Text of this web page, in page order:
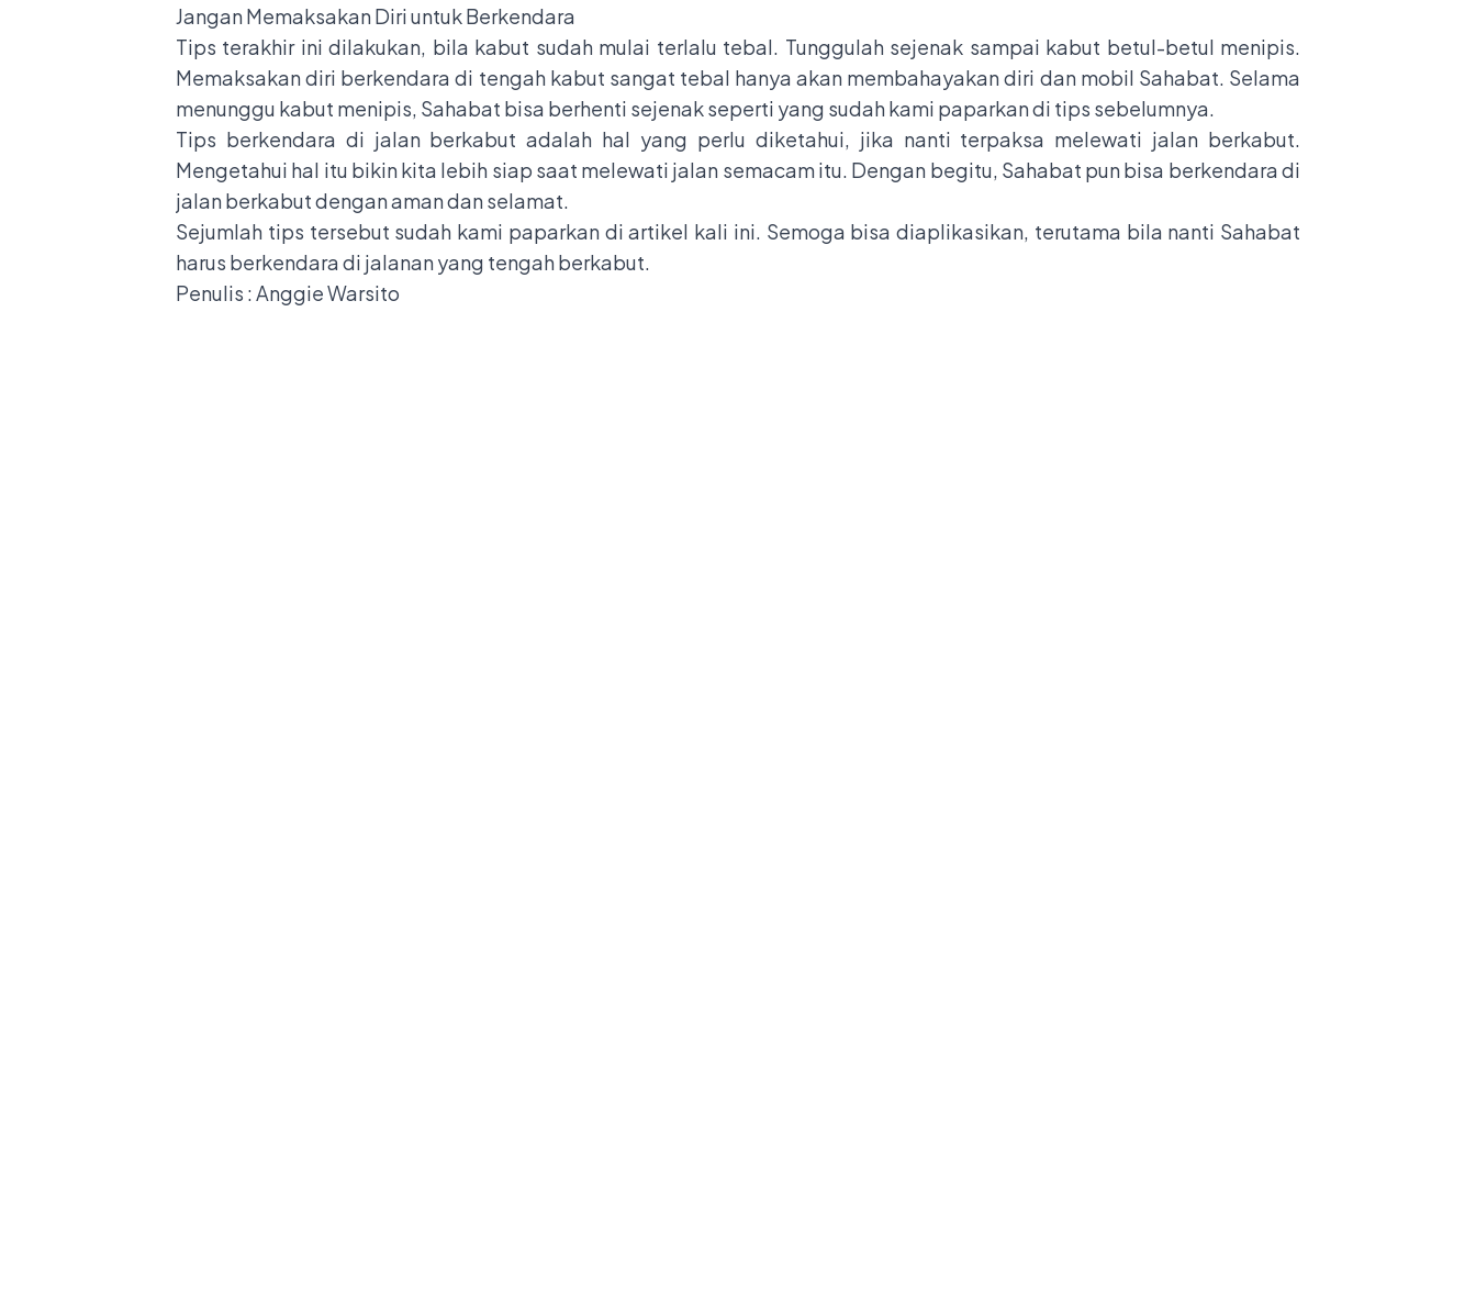
Jangan Memaksakan Diri untuk Berkendara
Tips terakhir ini dilakukan, bila kabut sudah mulai terlalu tebal. Tunggulah sejenak sampai kabut betul-betul menipis.
Memaksakan diri berkendara di tengah kabut sangat tebal hanya akan membahayakan diri dan mobil Sahabat. Selama
menunggu kabut menipis, Sahabat bisa berhenti sejenak seperti yang sudah kami paparkan di tips sebelumnya.
Tips berkendara di jalan berkabut adalah hal yang perlu diketahui, jika nanti terpaksa melewati jalan berkabut.
Mengetahui hal itu bikin kita lebih siap saat melewati jalan semacam itu. Dengan begitu, Sahabat pun bisa berkendara di
jalan berkabut dengan aman dan selamat.
Sejumlah tips tersebut sudah kami paparkan di artikel kali ini. Semoga bisa diaplikasikan, terutama bila nanti Sahabat
harus berkendara di jalanan yang tengah berkabut.
Penulis : Anggie Warsito